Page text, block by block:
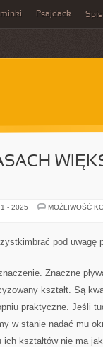
Psajdack Spis
- 2025
MOŻLIWOŚĆ
pod uwagę
Znaczne
kształt. Są
praktyczne. Jeśli
w stanie nadać mu
kształtów nie ma